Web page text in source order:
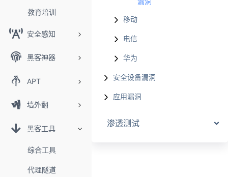
教育培训
安全感知
黑客神器
APT
墙外翻
黑客工具
综合工具
代理隧道
移动
电信
华为
安全设备漏洞
应用漏洞
渗透测试